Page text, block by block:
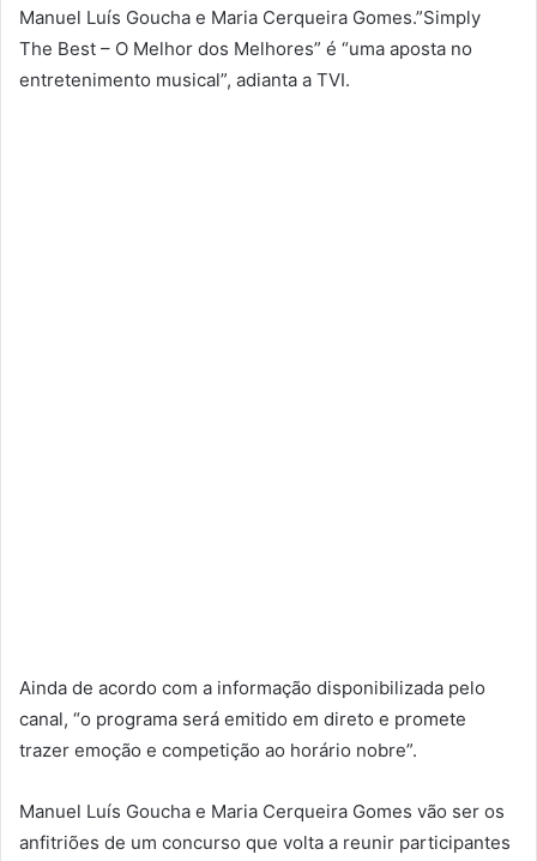
Manuel Luís Goucha e Maria Cerqueira Gomes.”Simply
The Best – O Melhor dos Melhores” é “uma aposta no
entretenimento musical”, adianta a TVI.
Ainda de acordo com a informação disponibilizada pelo
canal, “o programa será emitido em direto e promete
trazer emoção e competição ao horário nobre”.
Manuel Luís Goucha e Maria Cerqueira Gomes vão ser os
anfitriões de um concurso que volta a reunir participantes